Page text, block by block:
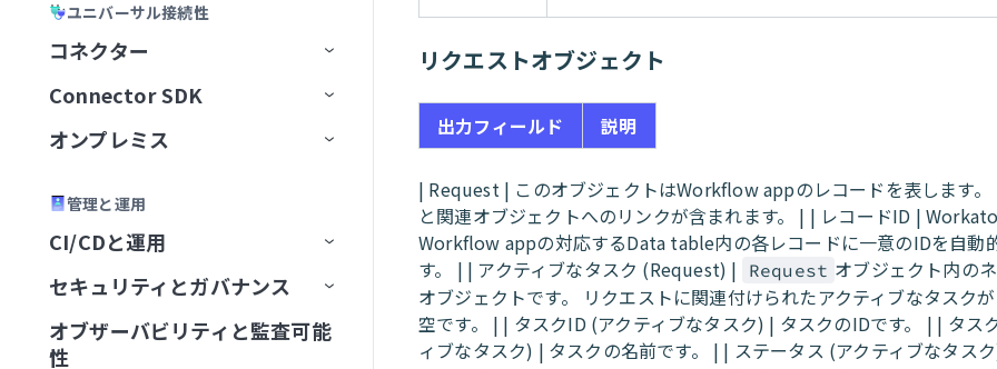
Workday End User
X Social Listening and Research
Zendesk Ticket Management
Zoom Meetings
ZoomInfo B2B Intelligence
タスクの管理
User profile
メール通知
ユニバーサル接続性
コネクター
アプリコネクター
Active Directory
トリガー
新規エントリ
新規/更新済みエントリ
アクション
ユーザーを検索
コネクション設定
Adobe Experience Manager
コネクション設定
ADP Workforce Now
コネクション設定
AI by Workato
ユニバーサルコネクター
コネクション設定
タスクを再開
ユースケース
GraphQL
コネクション設定
アクション
HTTP
HTTPコネクタとConnector
SDK
OData
Aconex
コネクション設定
トリガー
Airwallex
前提条件
Amazon Textract
コネクターを提供
コネクター制限
Connector SDK
プラットフォームクイックス
テストコードタブ
バージョン管理
コネクターを共有
Connector SDKのFAQ
ハウツーガイド
最初のコネクターを構築
OpenAPI仕様によるコネクタ
の生成
SDKリファレンス
コネクターキーリファレン
ス
CLI
はじめに
Connector SDKの制限
オンプレミス
グループを作成
グループステータス
設定
オンプレミスエージェント
エージェントを追加
Windowsパッケージ
エージェントを実行
オンプレミスコネクション
概要
OPA Smart Shunt
オンプレミストラブルシュー
管理と運用
CI/CDと運用
Environment
概要
レシピライフサイクルマネジ
メント
セキュリティとガバナンス
セキュリティコンプライアン
スフレームワーク
オブザーバビリティと監査可能
性
リクエストオブジェクト
出力フィールド 説明
| Request | このオブジェクトはWorkflow appのレコードを表します。
と関連オブジェクトへのリンクが含まれます。 | | レコードID | Workato
Workflow appの対応するData table内の各レコードに一意のIDを自動
す。 | | アクティブなタスク (Request) |
Request オブジェクト内の
オブジェクトです。 リクエストに関連付けられたアクティブなタスク
空です。 | | タスクID (アクティブなタスク) | タスクのIDです。 | | タス
ィブなタスク) | タスクの名前です。 | | ステータス (アクティブなタス